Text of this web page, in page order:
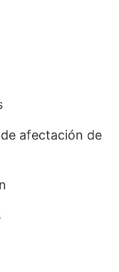
afectación de